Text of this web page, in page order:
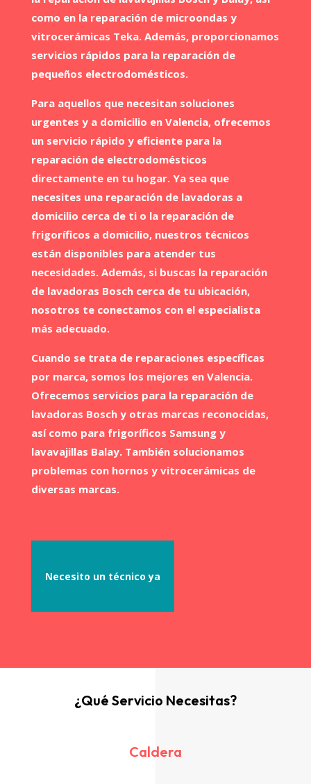
como en la reparación de microondas y
vitrocerámicas Teka. Además, proporcionamos
servicios rápidos para la reparación de
pequeños electrodomésticos.
Para aquellos que necesitan soluciones
urgentes y a domicilio en Valencia, ofrecemos
un servicio rápido y eficiente para la
reparación de electrodomésticos
directamente en tu hogar. Ya sea que
necesites una reparación de lavadoras a
domicilio cerca de ti o la reparación de
frigoríficos a domicilio, nuestros técnicos
están disponibles para atender tus
necesidades. Además, si buscas la reparación
de lavadoras Bosch cerca de tu ubicación,
nosotros te conectamos con el especialista
más adecuado.
Cuando se trata de reparaciones específicas
por marca, somos los mejores en Valencia.
Ofrecemos servicios para la reparación de
lavadoras Bosch y otras marcas reconocidas,
así como para frigoríficos Samsung y
lavavajillas Balay. También solucionamos
problemas con hornos y vitrocerámicas de
diversas marcas.
Necesito un técnico ya
¿Qué Servicio Necesitas?
Caldera